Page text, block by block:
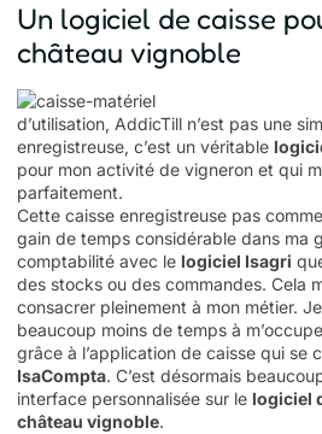
Un logiciel de caisse
château vignoble
d’utilisation, AddicTill n’est pas une
enregistreuse, c’est un véritable
pour mon activité de vigneron et qui
parfaitement.
Cette caisse enregistreuse pas
gain de temps considérable dans ma
comptabilité avec le logiciel Isagri
des stocks ou des commandes. Cela
consacrer pleinement à mon métier.
beaucoup moins de temps à
grâce à l’application de caisse qui se
IsaCompta. C’est désormais
interface personnalisée sur le logiciel
château vignoble.